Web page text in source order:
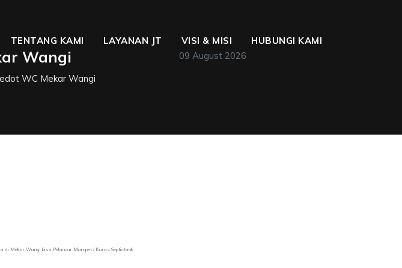
TENTANG KAMI LAYANAN JT VISI & MISI
HUBUNGI KAMI
09 August 2026
Wangi
WC Mekar Wangi
di Mekar Wangi bisa Pelancar Mampet / Kuras Septictank